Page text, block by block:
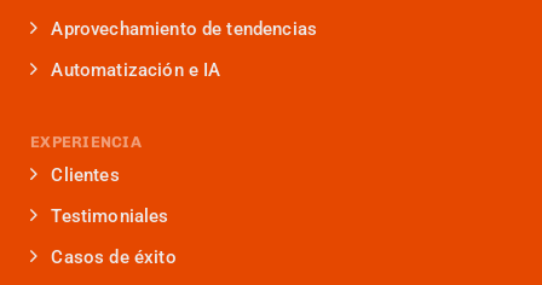
Aprovechamiento de tendencias
Automatización e IA
EXPERIENCIA
Clientes
Testimoniales
Casos de éxito